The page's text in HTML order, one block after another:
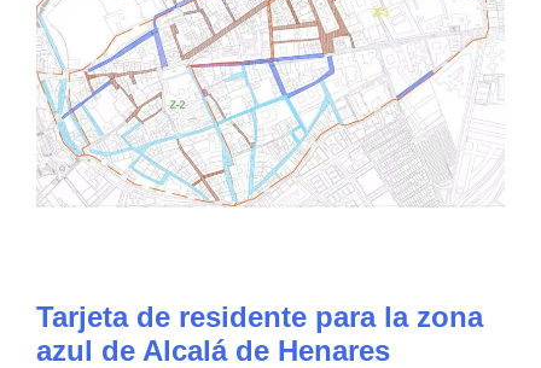
Tarjeta de residente para la zona
azul de Alcalá de Henares